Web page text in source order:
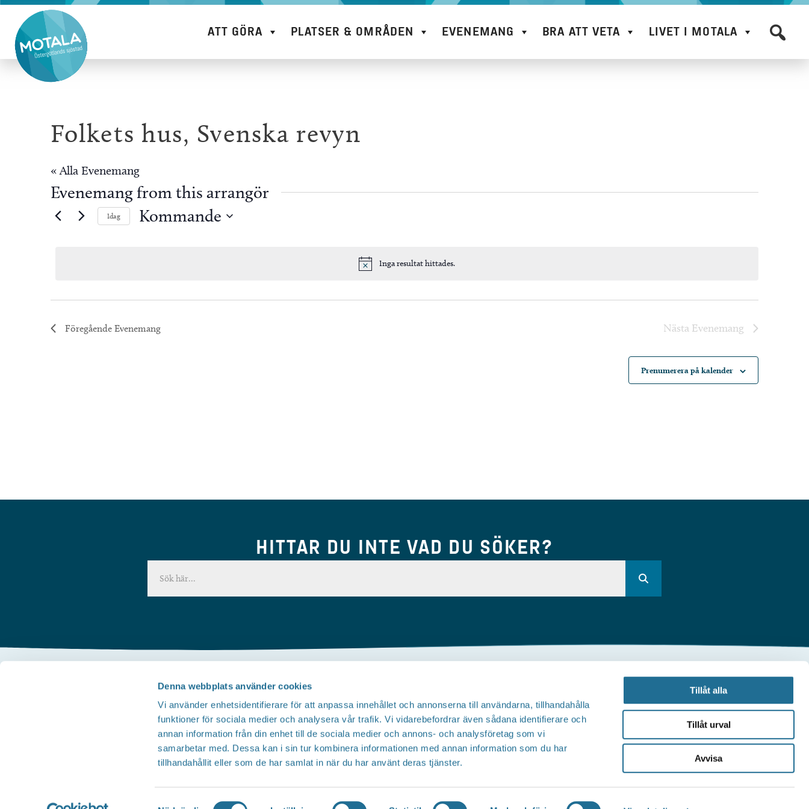
Denna webbplats använder cookies
Vi använder enhetsidentifierare för att anpassa innehållet och annonserna till användarna, tillhandahålla
funktioner för sociala medier och analysera vår trafik. Vi vidarebefordrar även sådana identifierare och
annan information från din enhet till de sociala medier och annons- och analysföretag som vi
samarbetar med. Dessa kan i sin tur kombinera informationen med annan information som du har
tillhandahållit eller som de har samlat in när du har använt deras tjänster.
Samtyckesval
Tillåt alla
Tillåt urval
Avvisa
Hoppa
innehåll
ATT GÖRA PLATSER & OMRÅDEN EVENEMANG BRA ATT VETA LIVET I MOTALA
Folkets hus, Svenska revyn
« Alla Evenemang
Evenemang from this arrangör
Notis
Inga resultat hittades.
Idag Kommande
Föregående Evenemang Nästa Evenemang
Prenumerera på kalender
HITTAR DU INTE VAD DU SÖKER?
Om webbplatsen
Tillgänglighetsredogörelse
Integritetspolicy
Tillväxt Motala
Visit Östergötland
Motala Kommun